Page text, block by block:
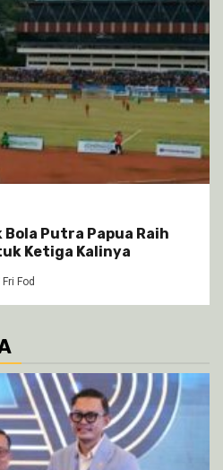
Bola Putra Papua Raih
Ketiga Kalinya
Fri Fod